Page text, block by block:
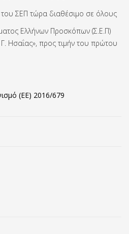
ΣΕΠ τώρα διαθέσιμο σε όλους
Ελλήνων Προσκόπων (Σ.Ε.Π)
Ησαΐας», προς τιμήν του πρώτου
(ΕΕ) 2016/679